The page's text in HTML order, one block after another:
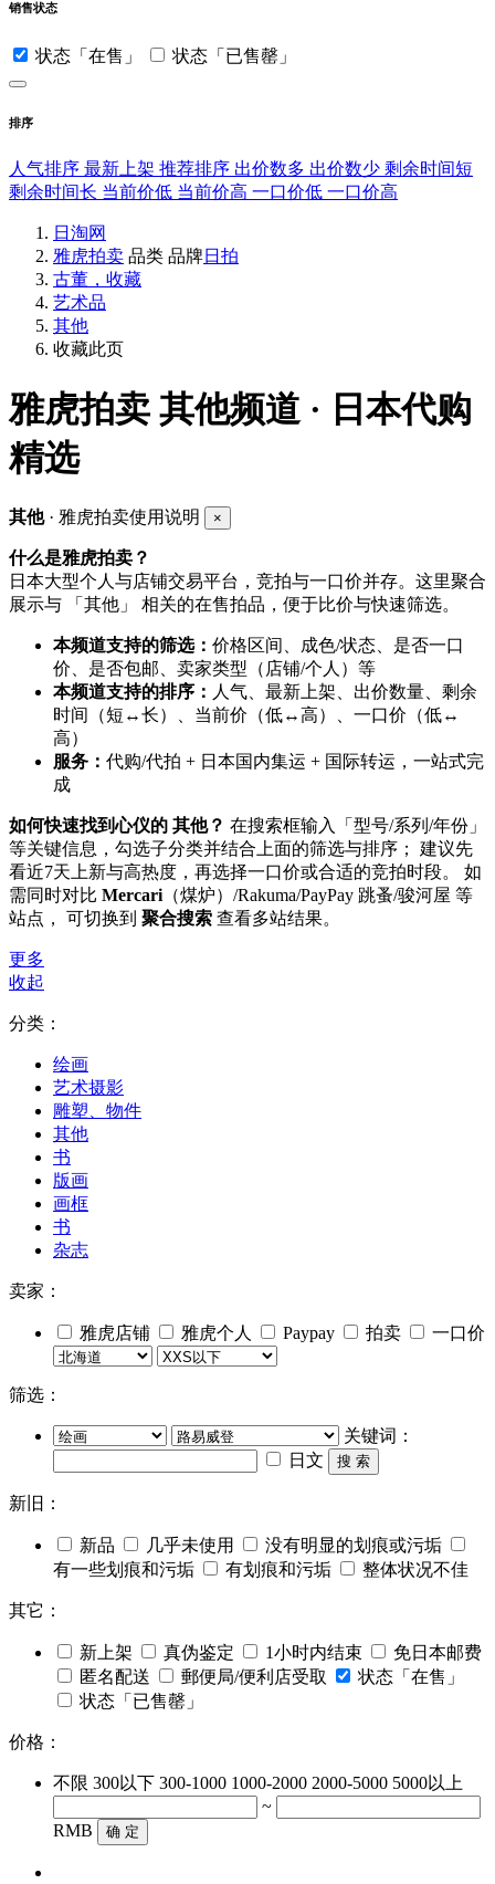
销售状态
状态「在售」 状态「已售罄」
排序
人气排序 最新上架 推荐排序 出价数多 出价数少 剩余时间短
剩余时间长 当前价低 当前价高 一口价低 一口价高
日淘网
雅虎拍卖 品类 品牌日拍
古董，收藏
艺术品
其他
收藏此页
雅虎拍卖 其他频道 · 日本代购
精选
其他· 雅虎拍卖使用说明 ×
什么是雅虎拍卖？
日本大型个人与店铺交易平台，竞拍与一口价并存。这里聚合
展示与 「其他」 相关的在售拍品，便于比价与快速筛选。
本频道支持的筛选： 价格区间、成色/状态、是否一口
价、是否包邮、卖家类型（店铺/个人）等
本频道支持的排序： 人气、最新上架、出价数量、剩余
时间（短↔长）、当前价（低↔高）、一口价（低↔
高）
服务： 代购/代拍 + 日本国内集运 + 国际转运，一站式完
成
如何快速找到心仪的 其他？ 在搜索框输入「型号/系列/年份」
等关键信息，勾选子分类并结合上面的筛选与排序； 建议先
看近7天上新与高热度，再选择一口价或合适的竞拍时段。 如
需同时对比 Mercari （煤炉）/Rakuma/PayPay 跳蚤/骏河屋 等
站点， 可切换到 聚合搜索 查看多站结果。
更多
收起
分类：
绘画
艺术摄影
雕塑、物件
其他
书
版画
画框
书
杂志
卖家：
雅虎店铺 雅虎个人 Paypay 拍卖 一口价
筛选：
关键词：
日文
搜 索
新旧：
新品 几乎未使用
没有明显的划痕或污垢
有一些划痕和污垢
有划痕和污垢 整体状况不佳
其它：
新上架 真伪鉴定 1小时内结束
免日本邮费
匿名配送
郵便局/便利店受取
状态「在售」
状态「已售罄」
价格：
不限 300以下 300-1000 1000-2000 2000-5000 5000以上
~
RMB
确 定